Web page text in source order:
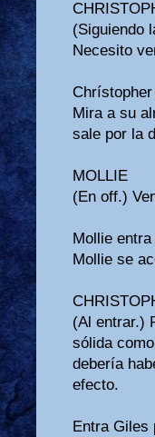
(Siguiendo
Necesito
Mira a su
sale por la
MOLLIE
(En off.)
Mollie
Mollie se
(Al entrar.)
sólida
debería
efecto.
Entra Giles